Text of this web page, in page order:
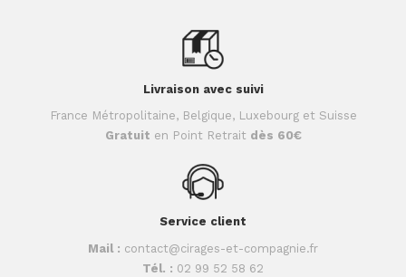
Livraison avec suivi
France Métropolitaine, Belgique, Luxebourg et Suisse
Gratuit en Point Retrait dès 60€
Service client
Mail : contact@cirages-et-compagnie.fr
Tél. : 02 99 52 58 62